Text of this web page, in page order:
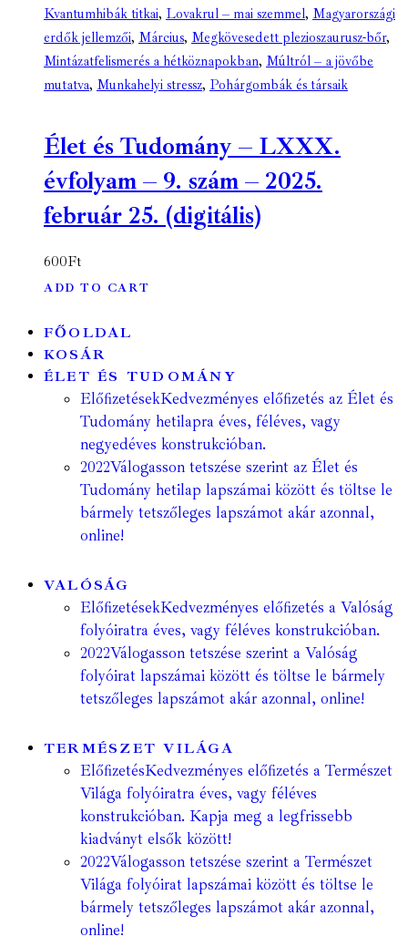
Kvantumhibák titkai, Lovakrul – mai szemmel, Magyarországi
erdők jellemzői, Március, Megkövesedett plezioszaurusz-bőr,
Mintázatfelismerés a hétköznapokban, Múltról – a jövőbe
mutatva, Munkahelyi stressz, Pohárgombák és társaik
Élet és Tudomány – LXXX.
évfolyam – 9. szám – 2025.
február 25. (digitális)
600Ft
ADD TO CART
FŐOLDAL
KOSÁR
ÉLET ÉS TUDOMÁNY
ElőfizetésekKedvezményes előfizetés az Élet és
Tudomány hetilapra éves, féléves, vagy
negyedéves konstrukcióban.
2022Válogasson tetszése szerint az Élet és
Tudomány hetilap lapszámai között és töltse le
bármely tetszőleges lapszámot akár azonnal,
online!
VALÓSÁG
ElőfizetésekKedvezményes előfizetés a Valóság
folyóiratra éves, vagy féléves konstrukcióban.
2022Válogasson tetszése szerint a Valóság
folyóirat lapszámai között és töltse le bármely
tetszőleges lapszámot akár azonnal, online!
TERMÉSZET VILÁGA
ElőfizetésKedvezményes előfizetés a Természet
Világa folyóiratra éves, vagy féléves
konstrukcióban. Kapja meg a legfrissebb
kiadványt elsők között!
2022Válogasson tetszése szerint a Természet
Világa folyóirat lapszámai között és töltse le
bármely tetszőleges lapszámot akár azonnal,
online!